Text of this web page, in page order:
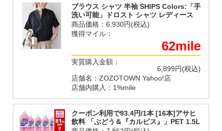
ブラウス シャツ 半袖 SHIPS Colors:「手
洗い可能」ドロスト シャツ レディース
商品価格： 6,930円(税込)
獲得マイル：
62mile
実質購入金額：
6,899円(税込)
店舗名：ZOZOTOWN Yahoo!店
店舗内購入：1%mile
クーポン利用で93.4円/1本 [16本]アサヒ
飲料 「ぶどう＆『カルピス』」PET 1.5L